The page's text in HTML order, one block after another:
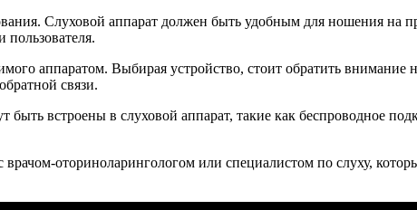
Слуховой аппарат должен быть удобным для ношения на
пользователя.
аппаратом. Выбирая устройство, стоит обратить внимание
связи.
встроены в слуховой аппарат, такие как беспроводное
врачом-оториноларингологом или специалистом по слуху,